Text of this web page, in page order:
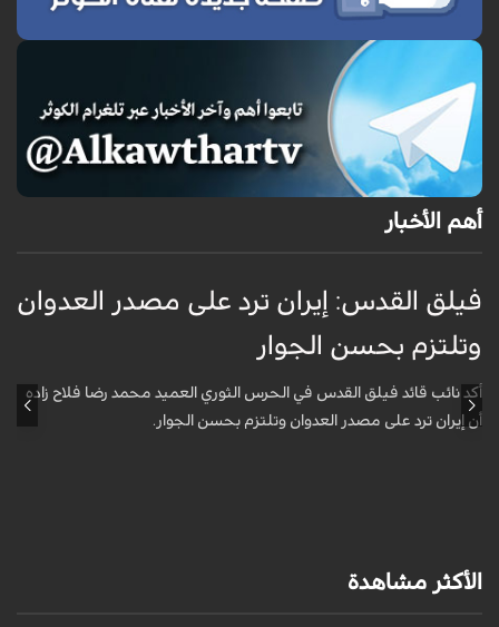
أهم الأخبار
فيلق القدس: إيران ترد على مصدر العدوان
وتلتزم بحسن الجوار
أكد نائب قائد فيلق القدس في الحرس الثوري العميد محمد رضا فلاح زاده
أن إيران ترد على مصدر العدوان وتلتزم بحسن الجوار.
الأكثر مشاهدة